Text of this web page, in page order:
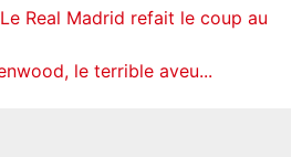
Real Madrid refait le coup au
le terrible aveu...